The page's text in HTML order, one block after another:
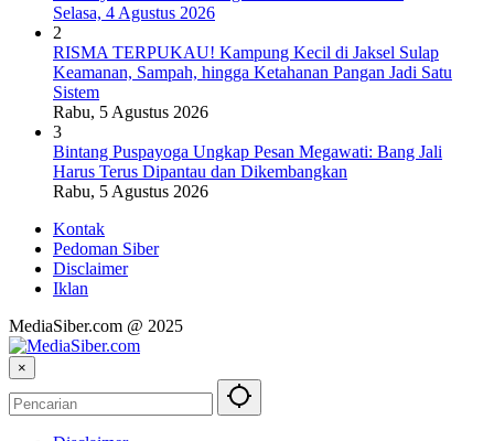
Selasa, 4 Agustus 2026
2
RISMA TERPUKAU! Kampung Kecil di Jaksel Sulap
Keamanan, Sampah, hingga Ketahanan Pangan Jadi Satu
Sistem
Rabu, 5 Agustus 2026
3
Bintang Puspayoga Ungkap Pesan Megawati: Bang Jali
Harus Terus Dipantau dan Dikembangkan
Rabu, 5 Agustus 2026
Kontak
Pedoman Siber
Disclaimer
Iklan
MediaSiber.com @ 2025
×